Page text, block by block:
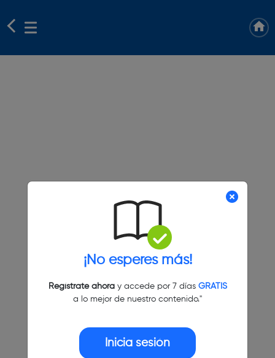
¡No esperes más!
Regístrate ahoray accede por 7 días GRATIS
a lo mejor de nuestro contenido."
Inicia sesión